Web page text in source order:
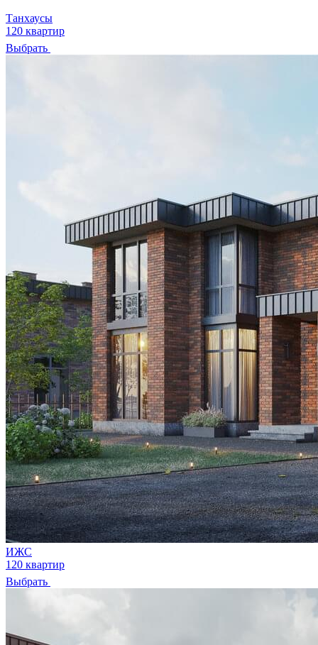
Танхаусы
120 квартир
Выбрать
ИЖС
120 квартир
Выбрать